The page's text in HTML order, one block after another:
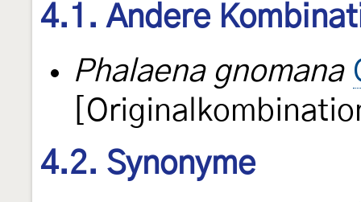
4.1. Andere
Phalaena gnomana
4.2. Synonyme